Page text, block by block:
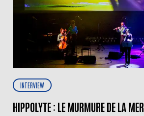
INTERVIEW
HIPPOLYTE : LE MURMURE DE LA MER